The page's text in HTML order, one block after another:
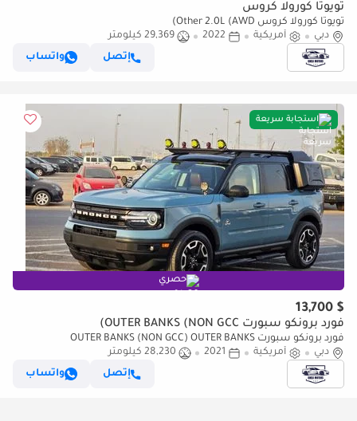
تويوتا كورولا كروس
تويوتا كورولا كروس Other 2.0L (AWD)
دبي
أمريكية 2022
29,369 كيلومتر
إتصل
واتساب
استجابة سريعة
حصري
$ 13,700
فورد برونكو سبورت OUTER BANKS (NON GCC)
فورد برونكو سبورت OUTER BANKS (NON GCC) OUTER BANKS
دبي
أمريكية 2021
28,230 كيلومتر
إتصل
واتساب